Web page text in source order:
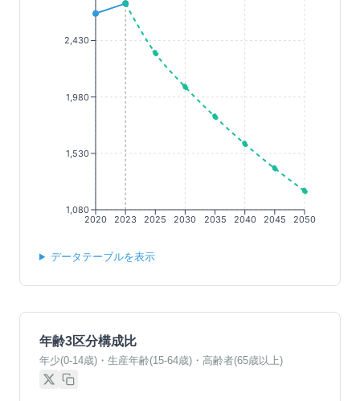
2020 2023 2025 2030 2035 2040 2045 2050
1,080
1,530
1,980
2,430
データテーブルを表示
年齢3区分構成比
年少(0-14歳)・生産年齢(15-64歳)・高齢者(65歳以上)